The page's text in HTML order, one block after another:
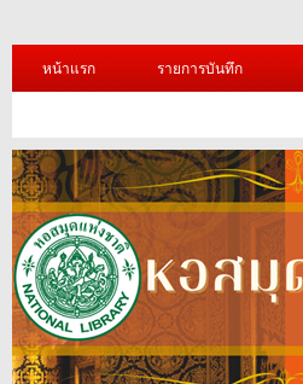
หน้าแรก รายการบันทึก